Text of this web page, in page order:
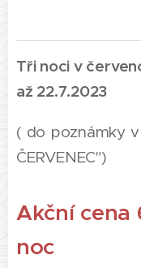
Tři noci v
až 22.7.2023
( do poznámky
ČERVENEC")
Akční
noc